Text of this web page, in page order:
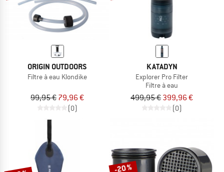
ORIGIN OUTDOORS
Filtre à eau Klondike
99,95 € 79,96 €
(0)
KATADYN
Explorer Pro Filter
Filtre à eau
499,95 € 399,96 €
(0)
-20 %